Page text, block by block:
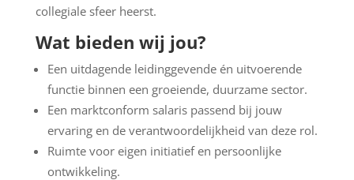
collegiale sfeer heerst.
Wat bieden wij jou?
Een uitdagende leidinggevende én uitvoerende
functie binnen een groeiende, duurzame sector.
Een marktconform salaris passend bij jouw
ervaring en de verantwoordelijkheid van deze rol.
Ruimte voor eigen initiatief en persoonlijke
ontwikkeling.